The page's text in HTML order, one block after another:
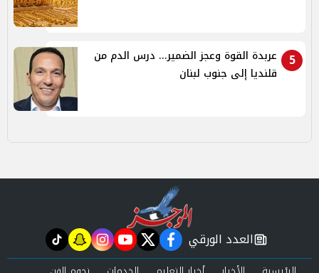
5
عربدة القوة وعجز الضمير... درس الدم من
قلنديا إلى جنوب لبنان
newspaper
العدد الورقي facebook
twitter
youtube
instagram
snapchat
tiktok